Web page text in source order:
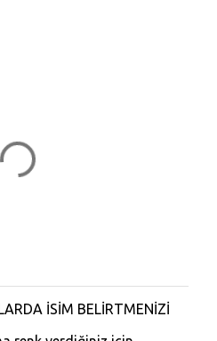
İSİM BELİRTMENİZİ